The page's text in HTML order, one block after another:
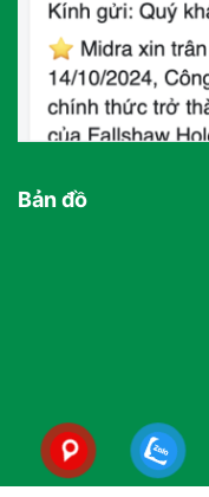
Bản đồ